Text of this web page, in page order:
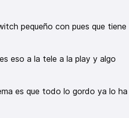
pequeño con pues que tiene
eso a la tele a la play y algo
es que todo lo gordo ya lo ha